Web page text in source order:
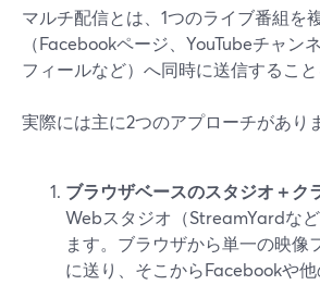
マルチ配信とは、1つのライブ番組を
（Facebookページ、YouTubeチャン
フィールなど）へ同時に送信すること
実際には主に2つのアプローチがあり
ブラウザベースのスタジオ＋ク
Webスタジオ（StreamYardな
ます。ブラウザから単一の映像
に送り、そこからFacebookや